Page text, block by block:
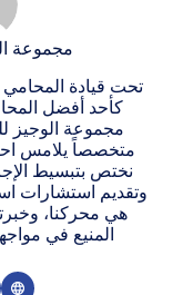
مجموعة
تحت قيادة
كأحد أفضل
مجموعة الوجيز
متخصصاً يلامس
نختص بتبسيط
وتقديم استشارات
هي محركنا،
المنيع في